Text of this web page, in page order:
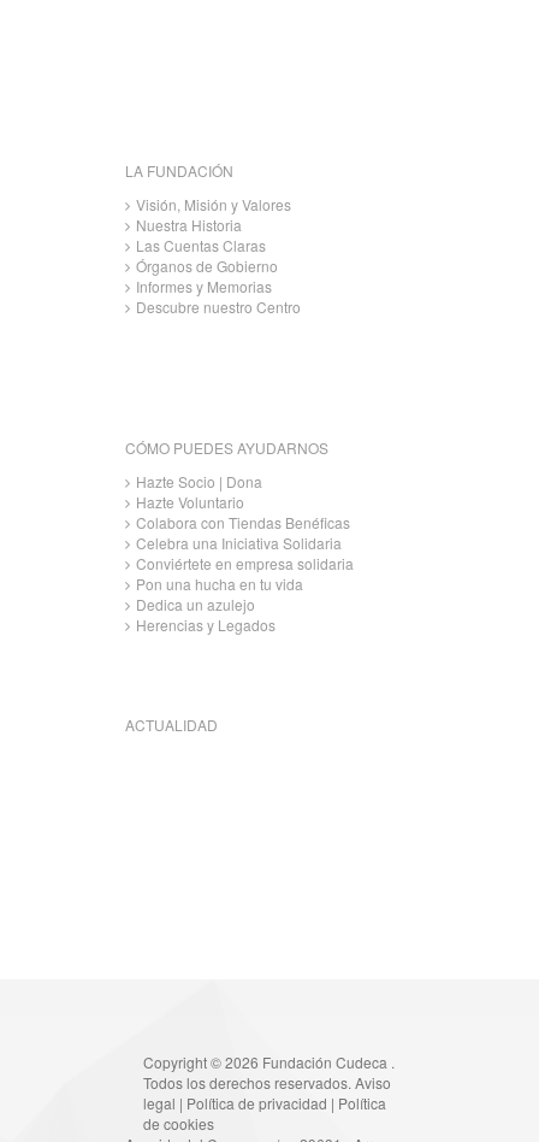
LA FUNDACIÓN
Visión, Misión y Valores
Nuestra Historia
Las Cuentas Claras
Órganos de Gobierno
Informes y Memorias
Descubre nuestro Centro
CÓMO PUEDES AYUDARNOS
Hazte Socio | Dona
Hazte Voluntario
Colabora con Tiendas Benéficas
Celebra una Iniciativa Solidaria
Conviértete en empresa solidaria
Pon una hucha en tu vida
Dedica un azulejo
Herencias y Legados
ACTUALIDAD
Copyright © 2026 Fundación Cudeca .
Todos los derechos reservados. Aviso
legal | Política de privacidad | Política
de cookies